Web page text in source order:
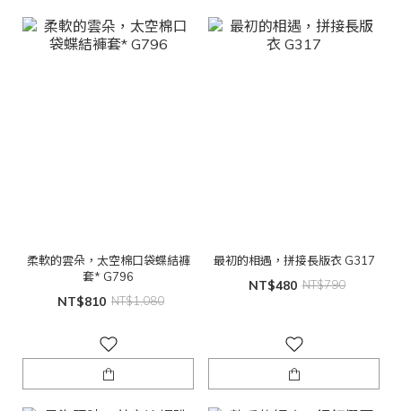
柔軟的雲朵，太空棉口袋蝶結褲
套* G796
NT$810 NT$1,080
最初的相遇，拼接長版衣 G317
NT$480 NT$790